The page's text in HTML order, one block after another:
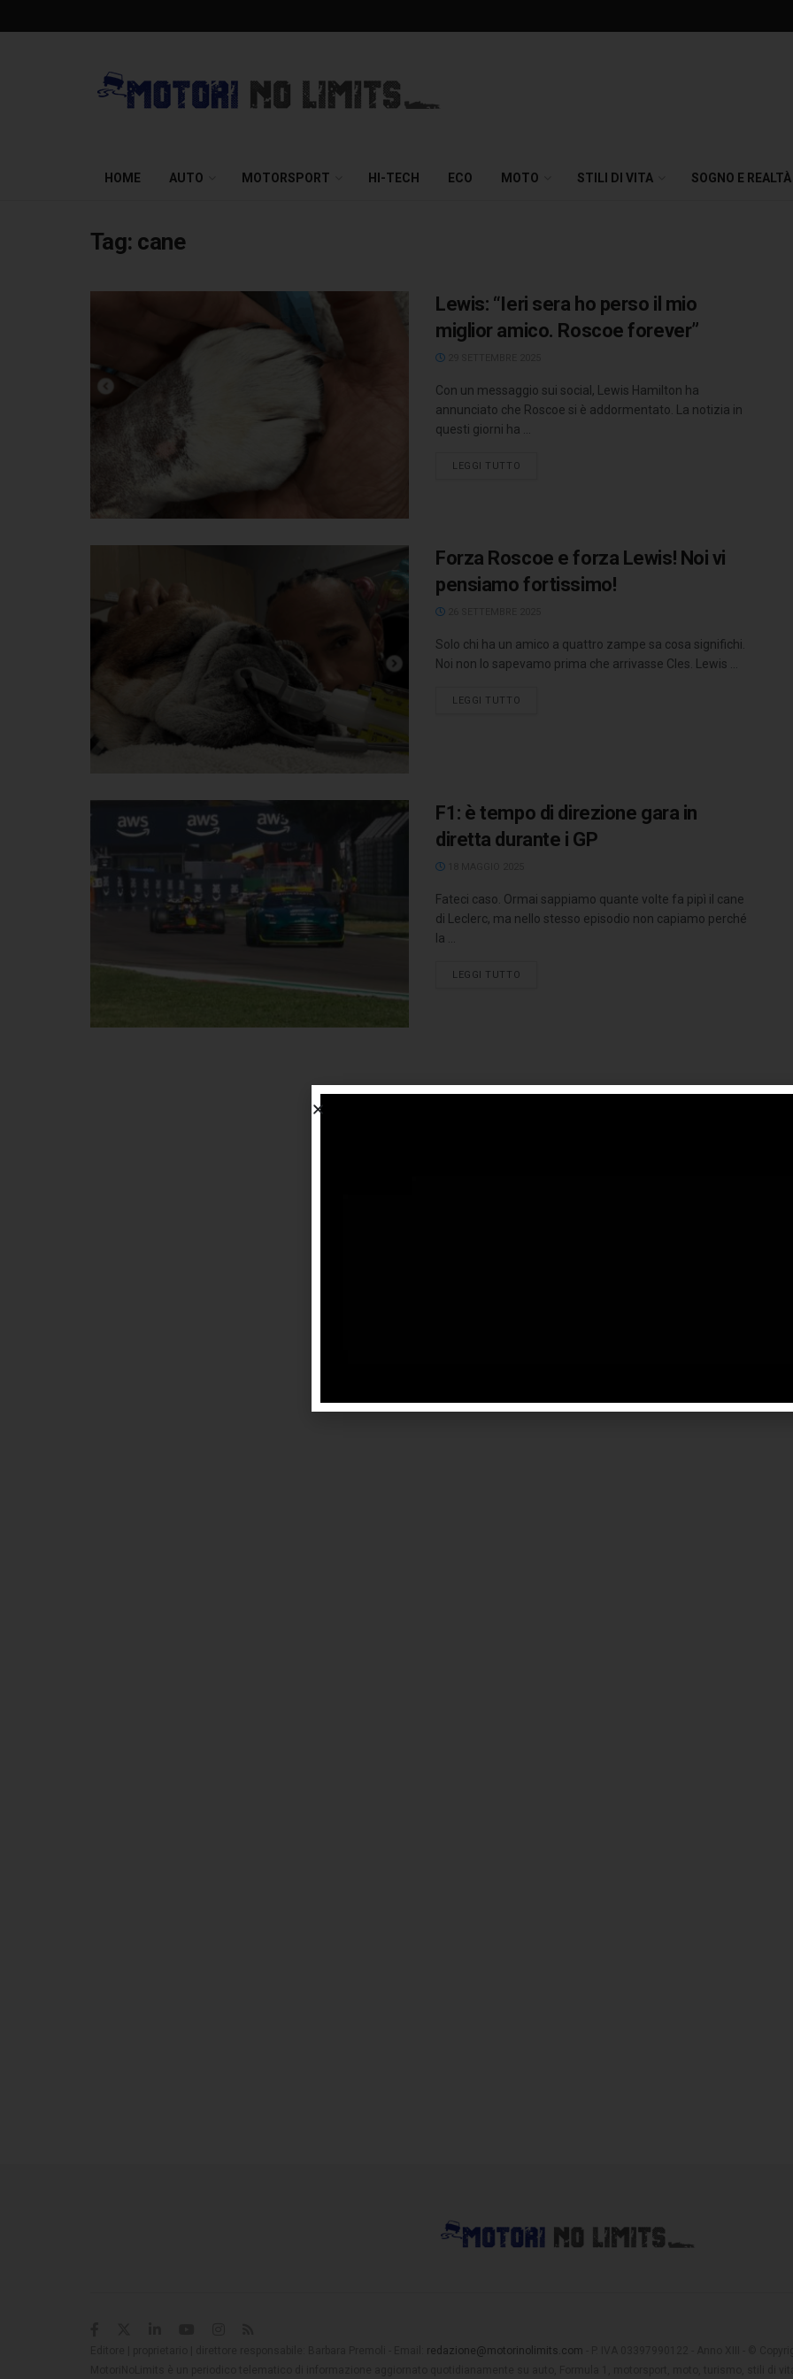
HOME AUTO MOTORSPORT HI-TECH ECO MOTO STILI DI VITA SOGNO E REALTÀ
Tag: cane
Lewis: “Ieri sera ho perso il mio
miglior amico. Roscoe forever”
Con un messaggio sui social, Lewis Hamilton ha
annunciato che Roscoe si è addormentato. La notizia in
questi giorni ha ...
LEGGI TUTTO
Forza Roscoe e forza Lewis! Noi vi
pensiamo fortissimo!
Solo chi ha un amico a quattro zampe sa cosa significhi.
Noi non lo sapevamo prima che arrivasse Cles. Lewis ...
LEGGI TUTTO
F1: è tempo di direzione gara in
diretta durante i GP
Fateci caso. Ormai sappiamo quante volte fa pipì il cane
di Leclerc, ma nello stesso episodio non capiamo perché
la ...
LEGGI TUTTO
redazione@motorinolimits.com